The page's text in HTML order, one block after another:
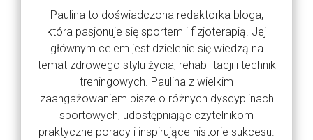
Paulina to doświadczona redaktorka bloga,
która pasjonuje się sportem i fizjoterapią. Jej
głównym celem jest dzielenie się wiedzą na
temat zdrowego stylu życia, rehabilitacji i technik
treningowych. Paulina z wielkim
zaangażowaniem pisze o różnych dyscyplinach
sportowych, udostępniając czytelnikom
praktyczne porady i inspirujące historie sukcesu.